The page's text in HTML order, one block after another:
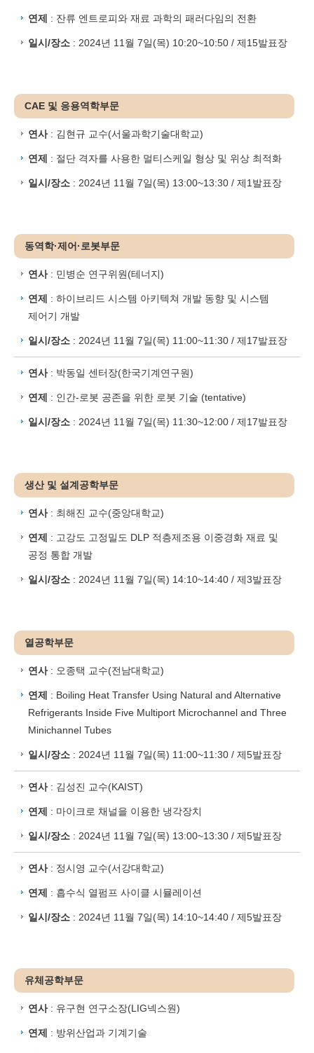
연제 : 잔류 엔트로피와 재료 과학의 패러다임의 전환
일시/장소 : 2024년 11월 7일(목) 10:20~10:50 / 제15발표장
CAE 및 응용역학부문
연사: 김현규 교수(서울과학기술대학교)
연제 : 절단 격자를 사용한 멀티스케일 형상 및 위상 최적화
일시/장소 : 2024년 11월 7일(목) 13:00~13:30 / 제1발표장
동역학·제어·로봇부문
연사: 민병순 연구위원(테너지)
연제 : 하이브리드 시스템 아키텍쳐 개발 동향 및 시스템
제어기 개발
일시/장소 : 2024년 11월 7일(목) 11:00~11:30 / 제17발표장
연사: 박동일 센터장(한국기계연구원)
연제 : 인간-로봇 공존을 위한 로봇 기술 (tentative)
일시/장소 : 2024년 11월 7일(목) 11:30~12:00 / 제17발표장
생산 및 설계공학부문
연사: 최해진 교수(중앙대학교)
연제 : 고강도 고정밀도 DLP 적층제조용 이중경화 재료 및
공정 통합 개발
일시/장소 : 2024년 11월 7일(목) 14:10~14:40 / 제3발표장
열공학부문
연사: 오종택 교수(전남대학교)
연제 : Boiling Heat Transfer Using Natural and Alternative
Refrigerants Inside Five Multiport Microchannel and Three
Minichannel Tubes
일시/장소 : 2024년 11월 7일(목) 11:00~11:30 / 제5발표장
연사: 김성진 교수(KAIST)
연제 : 마이크로 채널을 이용한 냉각장치
일시/장소 : 2024년 11월 7일(목) 13:00~13:30 / 제5발표장
연사: 정시영 교수(서강대학교)
연제 : 흡수식 열펌프 사이클 시뮬레이션
일시/장소 : 2024년 11월 7일(목) 14:10~14:40 / 제5발표장
유체공학부문
연사: 유구현 연구소장(LIG넥스원)
연제 : 방위산업과 기계기술